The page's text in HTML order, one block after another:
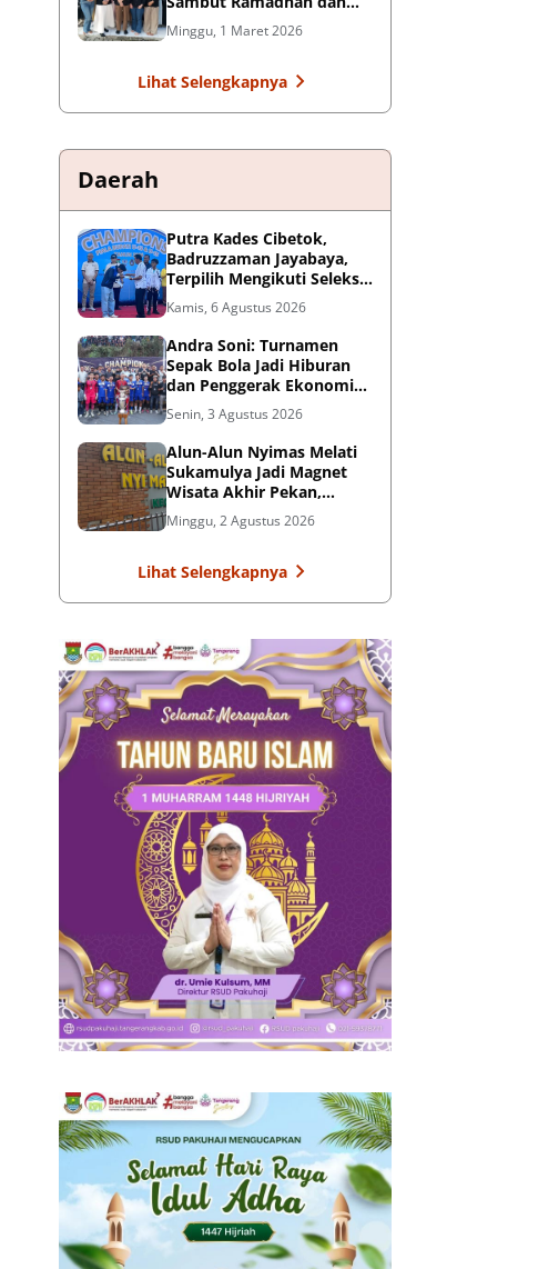
Lebaran di Pasar Ceplak
Minggu, 1 Maret 2026
Lihat Selengkapnya
Daerah
Putra Kades Cibetok,
Badruzzaman Jayabaya,
Terpilih Mengikuti Seleksi
Timnas U-16 PSSI, di
Kalimantan
Kamis, 6 Agustus 2026
Andra Soni: Turnamen
Sepak Bola Jadi Hiburan
dan Penggerak Ekonomi
Rakyat
Senin, 3 Agustus 2026
Alun-Alun Nyimas Melati
Sukamulya Jadi Magnet
Wisata Akhir Pekan,
UMKM Ikut Terdongkrak
Minggu, 2 Agustus 2026
Lihat Selengkapnya